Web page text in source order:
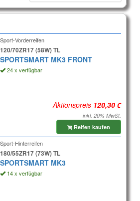
Sport-Vorderreifen
120/70ZR17 (58W) TL
SPORTSMART MK3 FRONT
24 x verfügbar
Aktionspreis
inkl. 20% MwSt.
Reifen kaufen
Sport-Hinterreifen
180/55ZR17 (73W) TL
SPORTSMART MK3
14 x verfügbar